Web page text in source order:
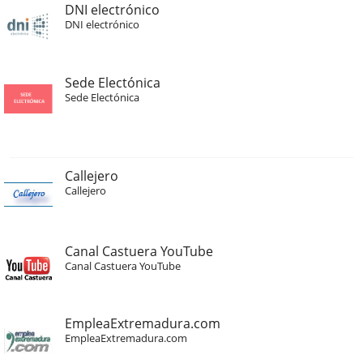
DNI electrónico
DNI electrónico
Sede Electónica
Sede Electónica
Callejero
Callejero
Canal Castuera YouTube
Canal Castuera YouTube
EmpleaExtremadura.com
EmpleaExtremadura.com